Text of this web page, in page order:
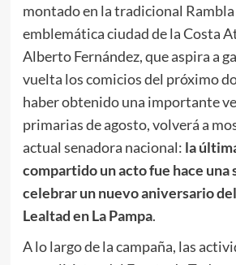
montado en la tradicional Rambla
emblemática ciudad de la Costa
Alberto Fernández, que aspira a
vuelta los comicios del próximo
haber obtenido una importante
primarias de agosto, volverá a
actual senadora nacional: la
compartido un acto fue hace una
celebrar un nuevo aniversario
Lealtad en La Pampa.
A lo largo de la campaña, las